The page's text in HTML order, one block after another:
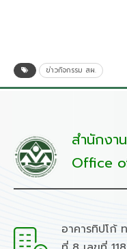
ข่าวกิจกรรม สผ.
สำนักงา
Office
อาคารทิปโก้